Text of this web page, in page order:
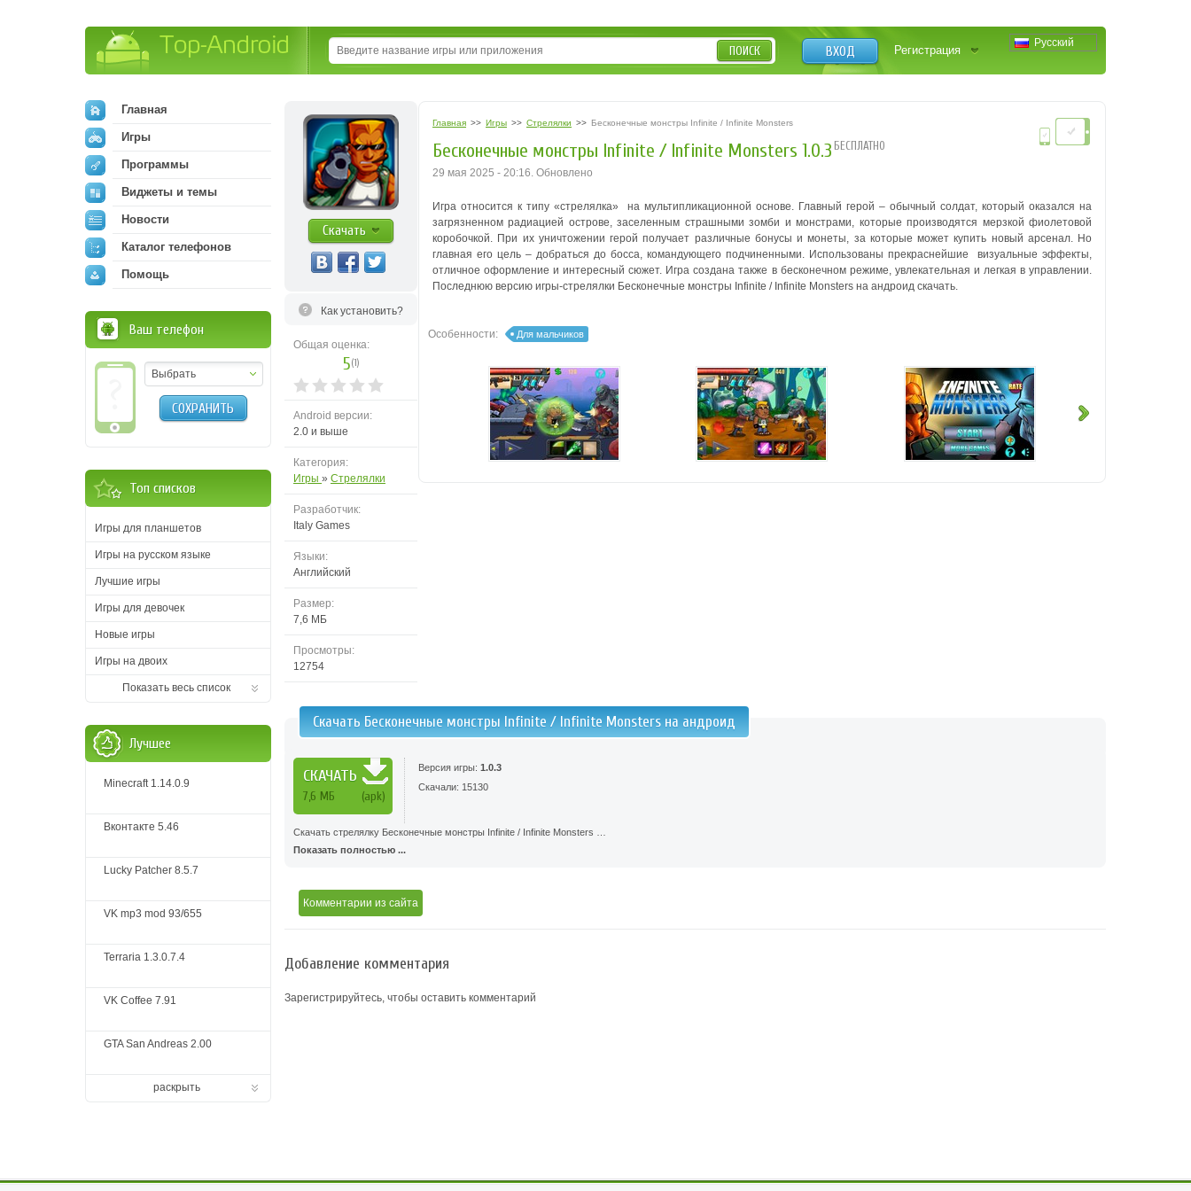
Русский
ВХОД Регистрация
ПОИСК
Скачать
Как установить?
Общая оценка:
5(1)
Android версии:
2.0 и выше
Категория:
Игры » Стрелялки
Разработчик:
Italy Games
Языки:
Английский
Размер:
7,6 MБ
Просмотры:
12754
Главная >> Игры >> Стрелялки >> Бесконечные монстры Infinite / Infinite Monsters
Бесконечные монстры Infinite / Infinite Monsters 1.0.3 БЕСПЛАТНО
29 мая 2025 - 20:16. Обновлено
Игра относится к типу «стрелялка» на мультипликационной основе. Главный герой – обычный солдат, который оказался на
загрязненном радиацией острове, заселенным страшными зомби и монстрами, которые производятся мерзкой фиолетовой
коробочкой. При их уничтожении герой получает различные бонусы и монеты, за которые может купить новый арсенал. Но
главная его цель – добраться до босса, командующего подчиненными. Использованы прекраснейшие визуальные эффекты,
отличное оформление и интересный сюжет. Игра создана также в бесконечном режиме, увлекательная и легкая в управлении.
Последнюю версию игры-стрелялки Бесконечные монстры Infinite / Infinite Monsters на андроид скачать.
Особенности: Для мальчиков
Скачать Бесконечные монстры Infinite / Infinite Monsters на андроид
СКАЧАТЬ
7,6 MБ (apk)
Версия игры: 1.0.3
Скачали: 15130
Скачать стрелялку Бесконечные монстры Infinite / Infinite Monsters …
Показать полностью ...
Комментарии из сайта
Добавление комментария
Зарегистрируйтесь, чтобы оставить комментарий
Главная
Игры
Программы
Виджеты и темы
Новости
Каталог телефонов
Помощь
Ваш телефон
Выбрать
СОХРАНИТЬ
Топ списков
Игры для планшетов
Игры на русском языке
Лучшие игры
Игры для девочек
Новые игры
Игры на двоих
Показать весь список
Лучшее
Minecraft 1.14.0.9
Вконтакте 5.46
Lucky Patcher 8.5.7
VK mp3 mod 93/655
Terraria 1.3.0.7.4
VK Coffee 7.91
GTA San Andreas 2.00
раскрыть